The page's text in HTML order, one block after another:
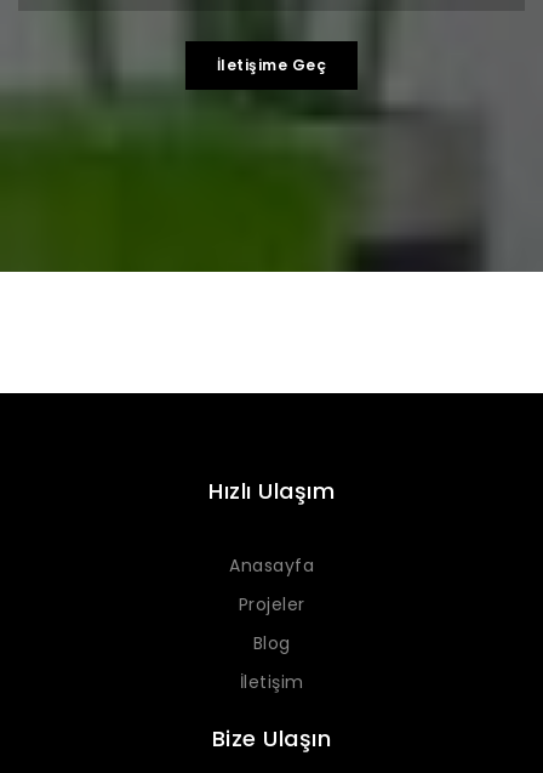
İletişime Geç
Hızlı Ulaşım
Anasayfa
Projeler
Blog
İletişim
Bize Ulaşın